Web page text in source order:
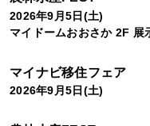
2026年9月5日(土)
マイドームおおさか 2F 展
マイナビ移住フェア
2026年9月5日(土)